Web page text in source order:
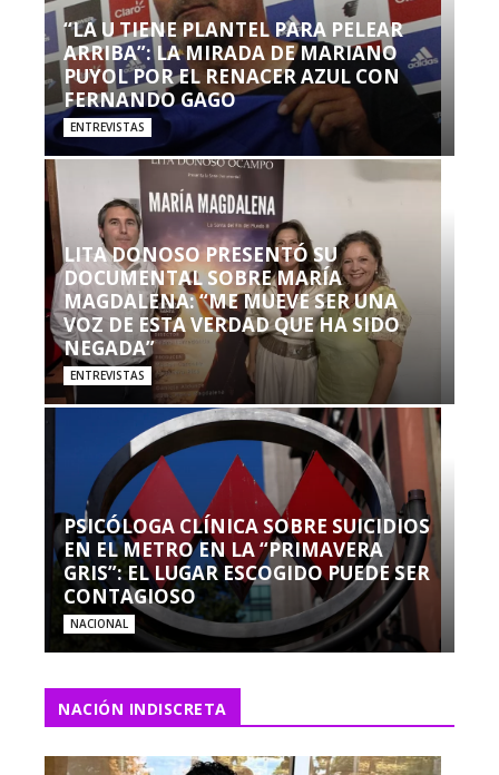
“LA U TIENE PLANTEL PARA PELEAR
ARRIBA”: LA MIRADA DE MARIANO
PUYOL POR EL RENACER AZUL CON
FERNANDO GAGO
ENTREVISTAS
LITA DONOSO PRESENTÓ SU
DOCUMENTAL SOBRE MARÍA
MAGDALENA: “ME MUEVE SER UNA
VOZ DE ESTA VERDAD QUE HA SIDO
NEGADA”
ENTREVISTAS
PSICÓLOGA CLÍNICA SOBRE SUICIDIOS
EN EL METRO EN LA “PRIMAVERA
GRIS”: EL LUGAR ESCOGIDO PUEDE SER
CONTAGIOSO
NACIONAL
NACIÓN INDISCRETA